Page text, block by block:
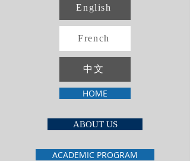
English
French
中文
HOME
ABOUT US
ACADEMIC PROGRAM